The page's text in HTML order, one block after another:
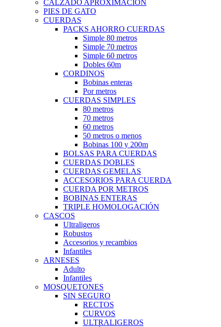
CALZADO APROXIMACIÓN
PIES DE GATO
CUERDAS
PACKS AHORRO CUERDAS
Simple 80 metros
Simple 70 metros
Simple 60 metros
Dobles 60m
CORDINOS
Bobinas enteras
Por metros
CUERDAS SIMPLES
80 metros
70 metros
60 metros
50 metros o menos
Bobinas 100 y 200m
BOLSAS PARA CUERDAS
CUERDAS DOBLES
CUERDAS GEMELAS
ACCESORIOS PARA CUERDA
CUERDA POR METROS
BOBINAS ENTERAS
TRIPLE HOMOLOGACIÓN
CASCOS
Ultraligeros
Robustos
Accesorios y recambios
Infantiles
ARNESES
Adulto
Infantiles
MOSQUETONES
SIN SEGURO
RECTOS
CURVOS
ULTRALIGEROS